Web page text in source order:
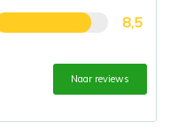
8,5
Naar reviews